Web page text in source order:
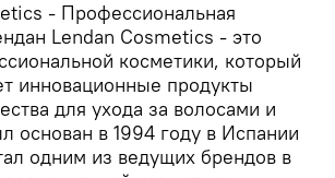
- Профессиональная
Lendan Cosmetics - это
косметики, который
инновационные продукты
для ухода за волосами и
основан в 1994 году в Испании
одним из ведущих брендов в